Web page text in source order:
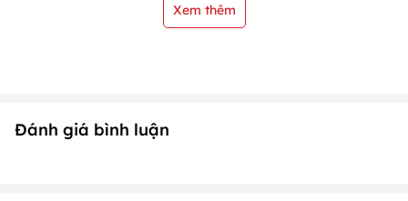
Xem thêm
Đánh giá bình luận